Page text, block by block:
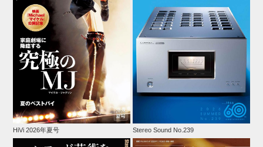
HiVi 2026年夏号 Stereo Sound No.239